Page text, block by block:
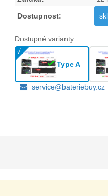
Dostupnost:
Dostupné varianty:
Type A
service@bateriebuy.cz